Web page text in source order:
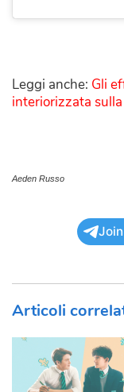
Leggi anche: Gli
interiorizzata
Aeden Russo
Articoli